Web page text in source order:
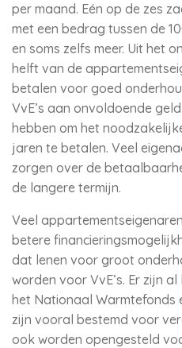
per maand. Eén op de zes
met een bedrag tussen de
en soms zelfs meer. Uit het
helft van de
betalen voor goed
VvE’s aan onvoldoende
hebben om het
jaren te betalen. Veel
zorgen over de
de langere termijn.
Veel
betere
dat lenen voor groot
worden voor VvE’s. Er zijn
het Nationaal Warmtefonds
zijn vooral bestemd voor
ook worden opengesteld